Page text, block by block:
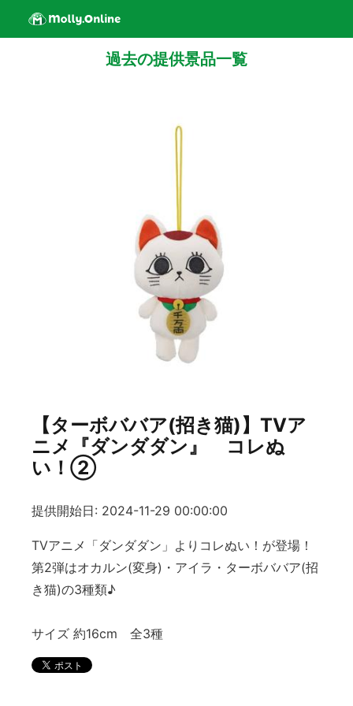
過去の提供景品一覧
【ターボババア(招き猫)】TVア
ニメ『ダンダダン』 コレぬ
い！②
提供開始日: 2024-11-29 00:00:00
TVアニメ「ダンダダン」よりコレぬい！が登場！
第2弾はオカルン(変身)・アイラ・ターボババア(招
き猫)の3種類♪
サイズ 約16cm 全3種